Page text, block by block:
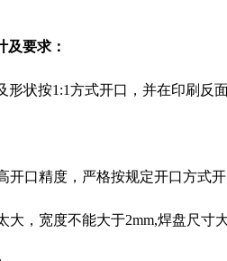
要求：
状按1:1方式开口，并在印刷反
精度，严格按规定开口方式开
宽度不能大于2mm,焊盘尺寸大